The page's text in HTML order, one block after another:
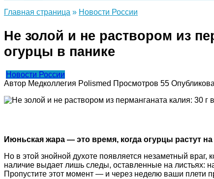
Главная страница » Новости России
Не золой и не раствором из
огурцы в панике
Новости России
Автор Медколлегия Polismed Просмотров 55
Июньская жара — это время, когда огурцы растут
Но в этой знойной духоте появляется незаметный
наличие выдает лишь следы, оставленные на листьях:
Пропустите этот момент — и через неделю ваши плети